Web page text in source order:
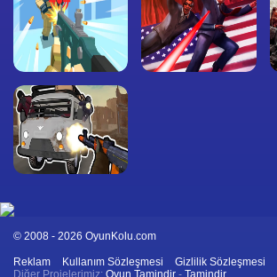
© 2008 - 2026 OyunKolu.com
Reklam Kullanım Sözleşmesi Gizlilik Sözleşmesi
Diğer Projelerimiz: Oyun Tamindir - Tamindir